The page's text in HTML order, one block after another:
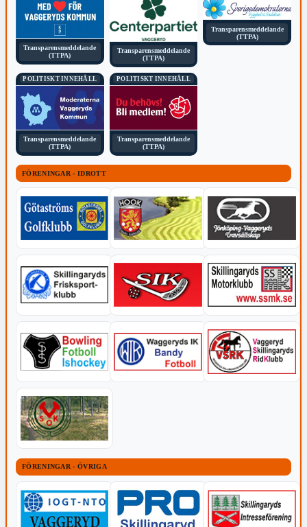
Transparensmeddelande
(TTPA)
Transparensmeddelande
(TTPA)
Transparensmeddelande
(TTPA)
POLITISKT INNEHÅLL
Transparensmeddelande
(TTPA)
POLITISKT INNEHÅLL
Transparensmeddelande
(TTPA)
FÖRENINGAR - IDROTT
FÖRENINGAR - ÖVRIGA